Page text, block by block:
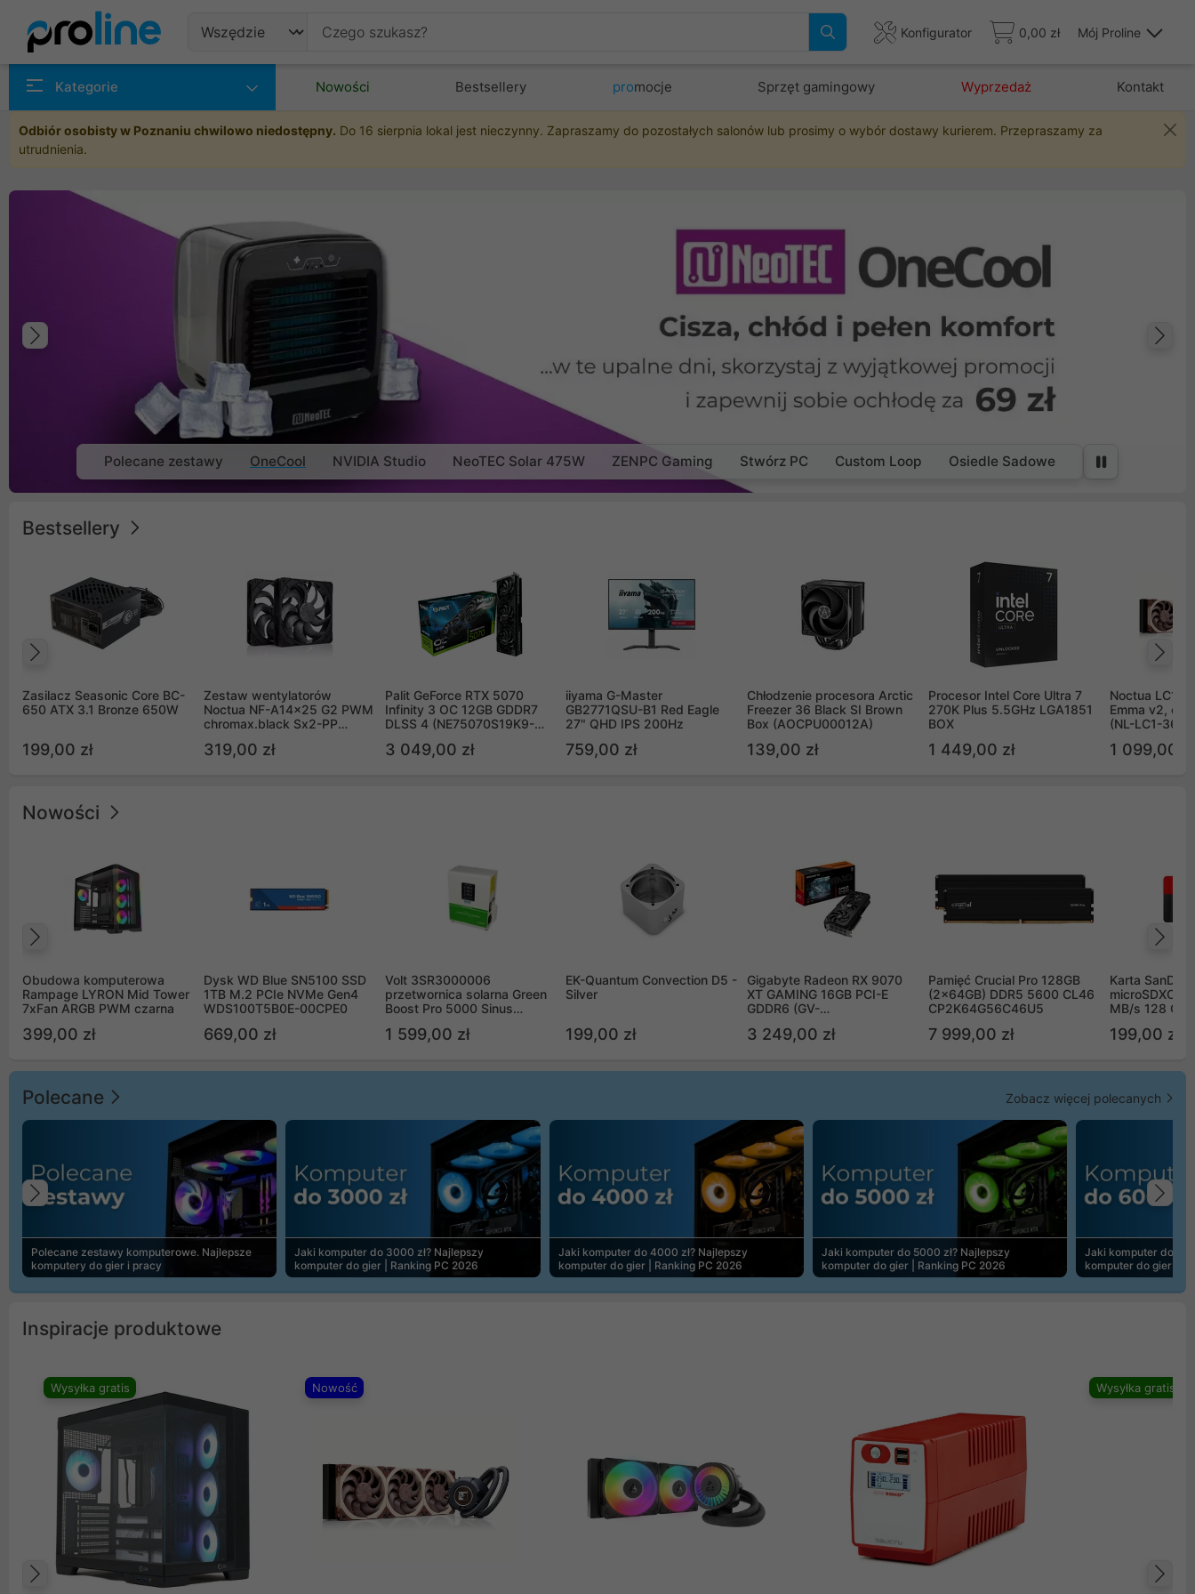
Konfigurator 0,00 zł Mój Proline
Kategorie Nowości Bestsellery promocje Sprzęt gamingowy Wyprzedaż Kontakt
Odbiór osobisty w Poznaniu chwilowo niedostępny. Do 16 sierpnia lokal jest nieczynny. Zapraszamy do pozostałych salonów lub prosimy o wybór dostawy kurierem. Przepraszamy za
utrudnienia.
Poprzedni
Polecane zestawy OneCool NVIDIA Studio NeoTEC Solar 475W ZENPC Gaming Stwórz PC Custom Loop Osiedle Sadowe
Bestsellery
Zasilacz Seasonic Core BC-
650 ATX 3.1 Bronze 650W
199,00 zł
Zestaw wentylatorów
Noctua NF-A14x25 G2 PWM
chromax.black Sx2-PP
(2szt)
319,00 zł
Palit GeForce RTX 5070
Infinity 3 OC 12GB GDDR7
DLSS 4 (NE75070S19K9-
3 049,00 zł
iiyama G-Master
GB2771QSU-B1 Red Eagle
27" QHD IPS 200Hz
759,00 zł
Chłodzenie procesora Arctic
Freezer 36 Black SI Brown
Box (AOCPU00012A)
139,00 zł
Procesor Intel Core Ultra 7
270K Plus 5.5GHz LGA1851
BOX
1 449,00 zł
Noctua LC1
Emma v2,
(NL-LC1-36)
1 099,00 zł
Nowości
Obudowa komputerowa
Rampage LYRON Mid Tower
7xFan ARGB PWM czarna
399,00 zł
Dysk WD Blue SN5100 SSD
1TB M.2 PCIe NVMe Gen4
WDS100T5B0E-00CPE0
669,00 zł
Volt 3SR3000006
przetwornica solarna Green
Boost Pro 5000 Sinus
1 599,00 zł
EK-Quantum Convection D5 -
Silver
199,00 zł
Gigabyte Radeon RX 9070
XT GAMING 16GB PCI-E
GDDR6 (GV-
3 249,00 zł
Pamięć Crucial Pro 128GB
(2x64GB) DDR5 5600 CL46
CP2K64G56C46U5
7 999,00 zł
Karta
microSDXC
MB/s 128 GB
199,00 zł
Polecane Zobacz więcej polecanych
Polecane zestawy komputerowe. Najlepsze
komputery do gier i pracy
Jaki komputer do 3000 zł? Najlepszy
komputer do gier | Ranking PC 2026
Jaki komputer do 4000 zł? Najlepszy
komputer do gier | Ranking PC 2026
Jaki komputer do 5000 zł? Najlepszy
komputer do gier | Ranking PC 2026
Jaki komputer do
komputer do gier |
Poprzedni
Inspiracje produktowe
Wysyłka gratis Nowość Wysyłka gratis